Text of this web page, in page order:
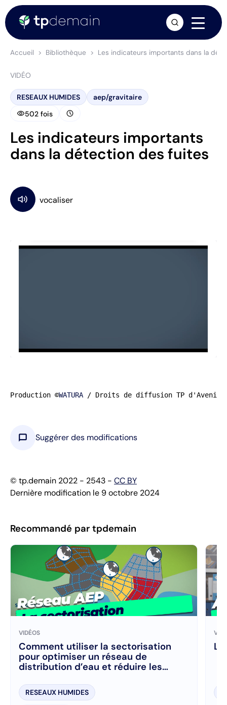
Accueil Bibliothèque Les indicateurs importants dans la
VIDÉO
RESEAUX HUMIDES aep/gravitaire
visibility502 fois schedule
Les indicateurs importants
dans la détection des fuites
Production ©WATURA / Droits de diffusion TP d'Avenir
chat_bubble Suggérer des modifications
© tp.demain 2022 - 2543 - CC BY
Dernière modification le 9 octobre 2024
Recommandé par tpdemain
VIDÉOS
Comment utiliser la sectorisation
pour optimiser un réseau de
distribution d’eau et réduire les
RESEAUX HUMIDES
arrow_forward